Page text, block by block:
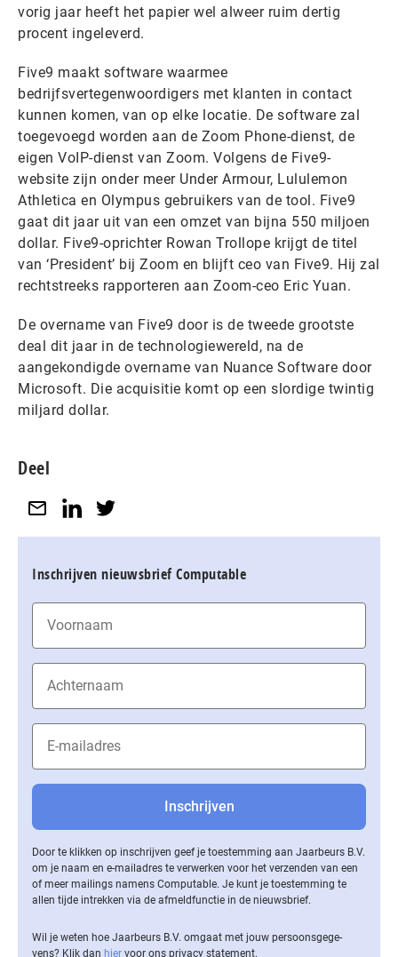
vorig jaar heeft het papier wel alweer ruim dertig
procent ingeleverd.
Five9 maakt software waarmee
bedrijfsvertegenwoordigers met klanten in contact
kunnen komen, van op elke locatie. De software zal
toegevoegd worden aan de Zoom Phone-dienst, de
eigen VoIP-dienst van Zoom. Volgens de Five9-
website zijn onder meer Under Armour, Lululemon
Athletica en Olympus gebruikers van de tool. Five9
gaat dit jaar uit van een omzet van bijna 550 miljoen
dollar. Five9-oprichter Rowan Trollope krijgt de titel
van ‘President’ bij Zoom en blijft ceo van Five9. Hij zal
rechtstreeks rapporteren aan Zoom-ceo Eric Yuan.
De overname van Five9 door is de tweede grootste
deal dit jaar in de technologiewereld, na de
aangekondigde overname van Nuance Software door
Microsoft. Die acquisitie komt op een slordige twintig
miljard dollar.
Deel
Inschrijven nieuwsbrief Computable
Door te klikken op inschrijven geef je toestemming aan Jaarbeurs B.V.
om je naam en e-mailadres te verwerken voor het verzenden van een
of meer mailings namens Computable. Je kunt je toestemming te
allen tijde intrekken via de af­meld­func­tie in de nieuwsbrief.
Wil je weten hoe Jaarbeurs B.V. omgaat met jouw per­soons­ge­ge­
vens? Klik dan hier voor ons privacy statement.